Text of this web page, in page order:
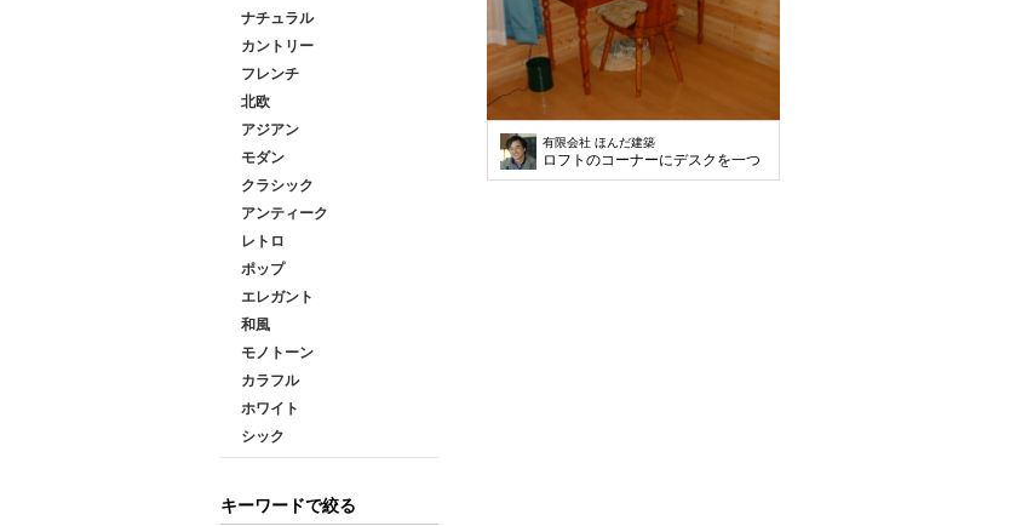
ナチュラル
カントリー
フレンチ
北欧
アジアン
モダン
クラシック
アンティーク
レトロ
ポップ
エレガント
和風
モノトーン
カラフル
ホワイト
シック
キーワードで絞る
有限会社 ほんだ建築
ロフトのコーナーにデスクを一つ